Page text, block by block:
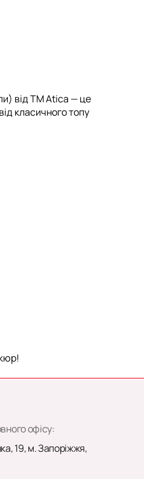
відТМ Atica — це
класичноготопу
офісу:
19, м. Запоріжжя,